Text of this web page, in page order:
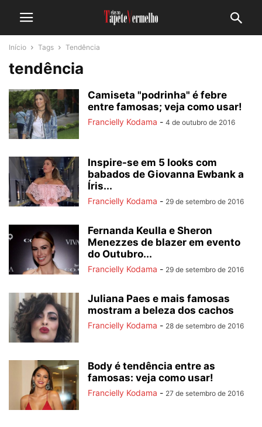
Início Tags Tendência
tendência
Camiseta "podrinha" é febre
entre famosas; veja como usar!
Francielly Kodama - 4 de outubro de 2016
Inspire-se em 5 looks com
babados de Giovanna Ewbank a
Íris...
Francielly Kodama - 29 de setembro de 2016
Fernanda Keulla e Sheron
Menezzes de blazer em evento
do Outubro...
Francielly Kodama - 29 de setembro de 2016
Juliana Paes e mais famosas
mostram a beleza dos cachos
Francielly Kodama - 28 de setembro de 2016
Body é tendência entre as
famosas: veja como usar!
Francielly Kodama - 27 de setembro de 2016